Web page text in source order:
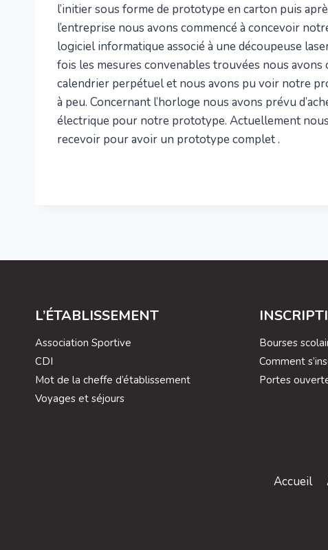
l’initier sous forme de prototype en carton puis
l’entreprise nous avons commencé à concevoir
logiciel informatique associé à une découpeuse
fois les mesures convenables trouvées nous
calendrier perpétuel et nous avons pu voir notre
à peu. Concernant l’horloge nous avons prévu
électrique pour notre prototype. Actuellement
recevoir pour avoir un prototype complet .
L’ÉTABLISSEMENT
Association Sportive
CDI
Mot de la cheffe d’établissement
Voyages et séjours
Bourses
Comment
Portes
Accueil